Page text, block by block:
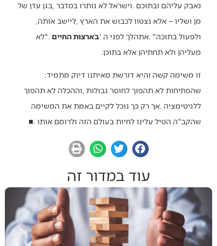
‬נאבק‭ ‬עליהם‭ ‬ובתוכם‭. ‬וישראל‭ ‬לא‭ ‬נותרו‭ ‬במדבר‭, ‬בגן‭ ‬עדן‭ ‬של‭
‬ולפעול‭ ‬בתוכה‭. ‬‮"‬אתהלך‭ ‬לפני‭ ‬ה‮'‬‭ ‬
בארצות‭ ‬החיים
‬מעליהן‭ ‬ולא‭ ‬תחתיהן‭ ‬אלא‭ ‬בתוכן‭. ‬
זו‭ ‬משימה‭ ‬קשה‭ ‬והיא‭ ‬דורשת‭ ‬מאיתנו‭ ‬דיוק‭ ‬מתמיד‭:
‬שהפתיחות‭ ‬לא‭ ‬תהפוך‭ ‬לחוסר‭ ‬גבולות‭, ‬וההכלה‭ ‬לא‭ ‬תהפוך‭
‬שהקב"ה‭ ‬הטיל‭ ‬עלינו‭ ‬לחיות‭ ‬בעולם‭ ‬הזה‭ ‬ולרומם‭ ‬אותו‭. ‬
■
עוד במדור זה